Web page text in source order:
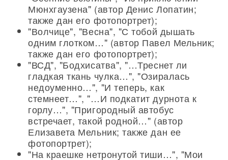
Мюнхгаузена" (автор Денис Лопатин;
также дан его фотопортрет);
"Волчице", "Весна", "С тобой дышать
одним глотком…" (автор Павел Мельник;
также дан его фотопортрет);
"ВСД", "Бодхисатва", "…Треснет ли
гладкая ткань чулка…", "Озиралась
недоуменно…", "И теперь, как
стемнеет…", "…И подкатит дурнота к
горлу…", "Пригородный автобус
встречает, такой родной…" (автор
Елизавета Мельник; также дан ее
фотопортрет);
"На краешке нетронутой тиши…", "Мои